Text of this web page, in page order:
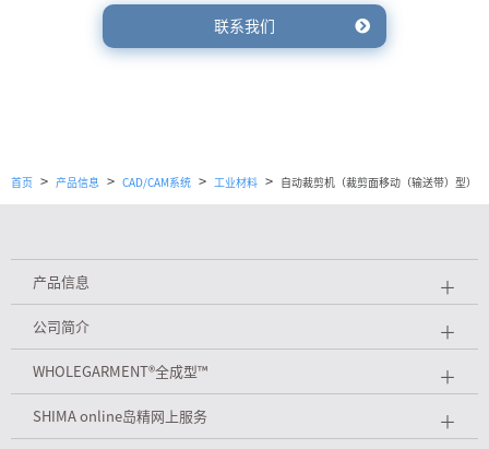
联系我们
首页 > 产品信息 > CAD/CAM系统 > 工业材料 > 自动裁剪机（裁剪面移动（输送带）型）
产品信息 ＋
公司简介 ＋
WHOLEGARMENT®全成型™ ＋
SHIMA online岛精网上服务 ＋